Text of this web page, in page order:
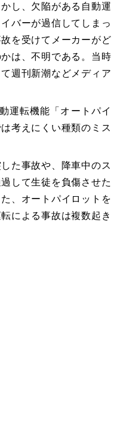
し、欠陥がある自動運
バーが過信してしまっ
を受けてメーカーがど
は、不明である。当時
週刊新潮などメディア
運転機能「オートパイ
考えにくい種類のミス
た事故や、降車中のス
して生徒を負傷させた
、オートパイロットを
による事故は複数起き